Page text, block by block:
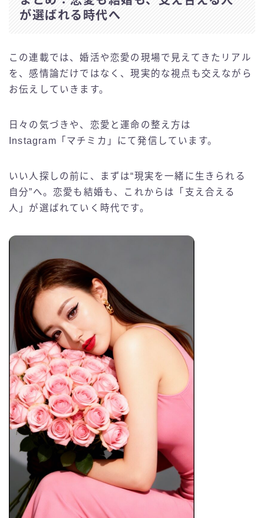
が選ばれる時代へ
この連載では、婚活や恋愛の現場で見えてきたリアル
を、感情論だけではなく、現実的な視点も交えながら
お伝えしていきます。
日々の気づきや、恋愛と運命の整え方は
Instagram「マチミカ」にて発信しています。
いい人探しの前に、まずは“現実を一緒に生きられる
自分”へ。恋愛も結婚も、これからは「支え合える
人」が選ばれていく時代です。